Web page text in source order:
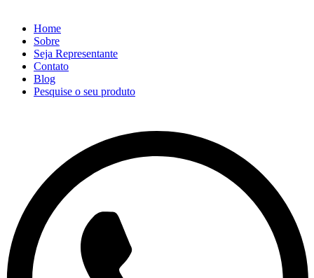
Home
Sobre
Seja Representante
Contato
Blog
Pesquise o seu produto